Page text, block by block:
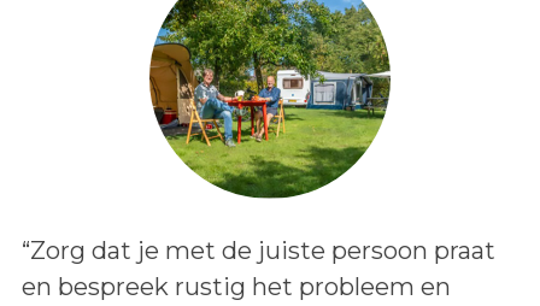
Lees het bericht:
“Zorg dat je met de juiste persoon praat
en bespreek rustig het probleem en